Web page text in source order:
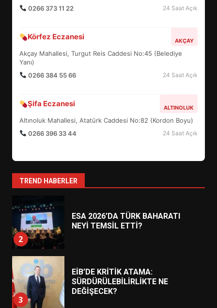
0266 373 11 22 24 Saat Açık
Körfez Eczanesi AKÇAY
Akçay Mahallesi, Turgut Reis Caddesi No:45 (Belediye
Yanı)
0266 384 55 66
24 Saat Açık
Şifa Eczanesi ALTINOLUK
Altınoluk Mahallesi, Atatürk Caddesi No:82 (Kordon Boyu)
0266 396 33 44
24 Saat Açık
TREND HABERLER
6
TURNUVASI KAYITLARI NEYİ
7
YENİ YÖNETİM NASIL
ŞEKİLLENDİ?
1
HAREKETE GEÇİYOR: GÖZLER
2
ESA 2026’DA TÜRK BAHARATI
NEYİ TEMSİL ETTİ?
3
EİB’DE KRİTİK ATAMA:
SÜRDÜRÜLEBİLİRLİKTE NE
DEĞİŞECEK?